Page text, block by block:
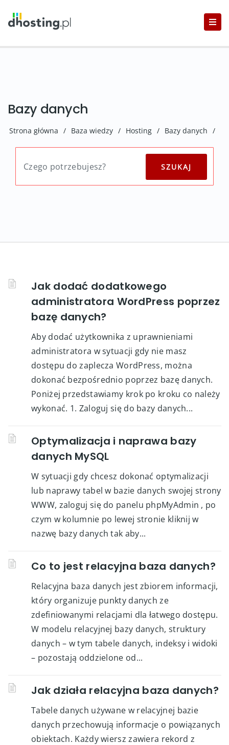
Bazy danych
Strona główna / Baza wiedzy / Hosting / Bazy danych /
Jak dodać dodatkowego
administratora WordPress poprzez
bazę danych?
Aby dodać użytkownika z uprawnieniami
administratora w sytuacji gdy nie masz
dostępu do zaplecza WordPress, można
dokonać bezpośrednio poprzez bazę danych.
Poniżej przedstawiamy krok po kroku co należy
wykonać. 1. Zaloguj się do bazy danych...
Optymalizacja i naprawa bazy
danych MySQL
W sytuacji gdy chcesz dokonać optymalizacji
lub naprawy tabel w bazie danych swojej strony
WWW, zaloguj się do panelu phpMyAdmin , po
czym w kolumnie po lewej stronie kliknij w
nazwę bazy danych tak aby...
Co to jest relacyjna baza danych?
Relacyjna baza danych jest zbiorem informacji,
który organizuje punkty danych ze
zdefiniowanymi relacjami dla łatwego dostępu.
W modelu relacyjnej bazy danych, struktury
danych – w tym tabele danych, indeksy i widoki
– pozostają oddzielone od...
Jak działa relacyjna baza danych?
Tabele danych używane w relacyjnej bazie
danych przechowują informacje o powiązanych
obiektach. Każdy wiersz zawiera rekord z